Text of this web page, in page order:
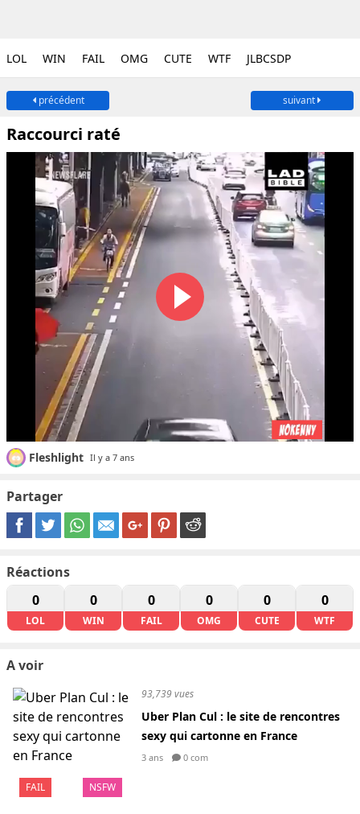
LOL WIN FAIL OMG CUTE WTF JLBCSDP
précédent suivant
Raccourci raté
Fleshlight Il y a 7 ans
Partager
Réactions
0
LOL
0
WIN
0
FAIL
0
OMG
0
CUTE
0
WTF
A voir
FAIL NSFW
93,739 vues
Uber Plan Cul : le site de rencontres
sexy qui cartonne en France
3 ans 0 com